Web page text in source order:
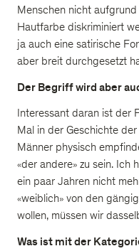
Menschen nicht
Hautfarbe diskriminiert
ja auch eine satirische
aber breit durchgesetzt
Der Begriff wird aber
Interessant daran ist der
Mal in der Geschichte
Männer physisch
«der andere» zu sein. Ich
ein paar Jahren nicht
«weiblich» von den
wollen, müssen wir
Was ist mit der